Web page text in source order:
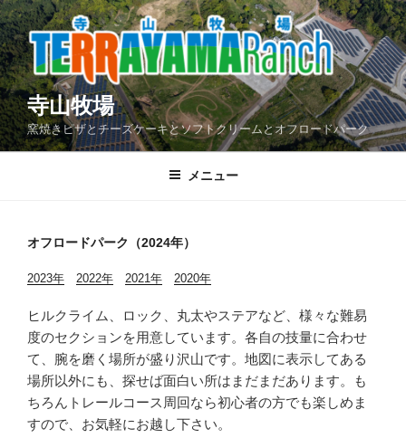
コ
ン
テ
ン
ツ
へ
ス
寺山牧場
窯焼きピザとチーズケーキとソフトクリームとオフロードパーク
メニュー
オフロードパーク（2024年）
2023年 2022年 2021年 2020年
ヒルクライム、ロック、丸太やステアなど、様々な難易
度のセクションを用意しています。各自の技量に合わせ
て、腕を磨く場所が盛り沢山です。地図に表示してある
場所以外にも、探せば面白い所はまだまだあります。も
ちろんトレールコース周回なら初心者の方でも楽しめま
すので、お気軽にお越し下さい。